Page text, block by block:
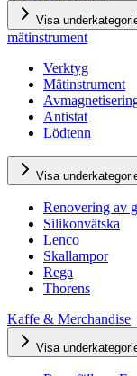
Visa
mätinstrument
Verktyg
Mätinstrument
Antistat
Lödtenn
Visa
Renovering av
Silikonvätska
Lenco
Skallampor
Rega
Thorens
Kaffe & Merchandise
Visa